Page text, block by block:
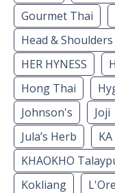
Gourmet Thai
Head & Shoulders
HER HYNESS
Hong Thai
Johnson's
Joji
Jula’s Herb
KA
KHAOKHO
Kokliang